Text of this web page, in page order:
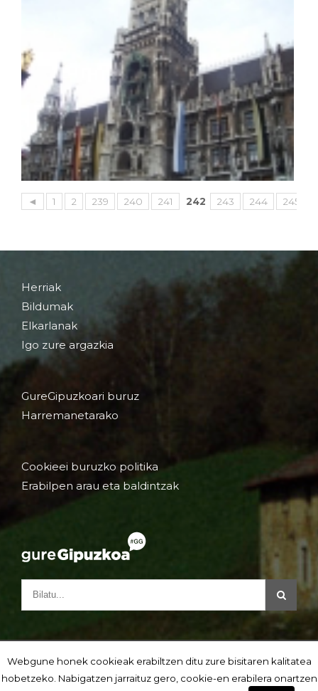
◄ 1 2 239 240 241 242 243 244 245
Herriak
Bildumak
Elkarlanak
Igo zure argazkia
GureGipuzkoari buruz
Harremanetarako
Cookieei buruzko politika
Erabilpen arau eta baldintzak
Webgune honek cookieak erabiltzen ditu zure bisitaren kalitatea
hobetzeko. Nabigatzen jarraituz gero, cookie-en erabilera onartzen